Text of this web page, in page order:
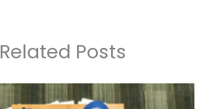
Related Posts